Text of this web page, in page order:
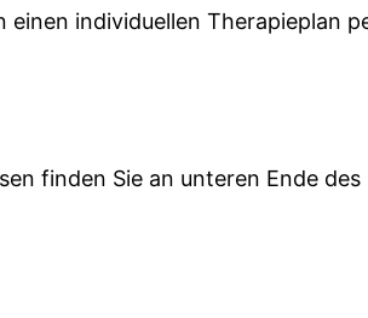
individuellen Therapieplan
finden Sie an unteren Ende des